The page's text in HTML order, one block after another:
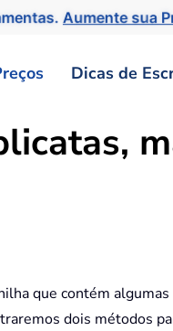
Aumente sua
Dicas de
que contém
dois métodos